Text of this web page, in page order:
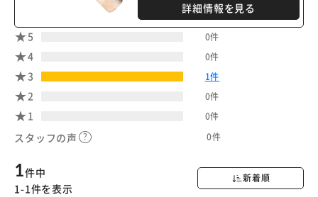
詳細情報を見る
5 0件
4 0件
3 1件
2 0件
1 0件
スタッフの声 0件
新着順
1件中
1-1件を表示